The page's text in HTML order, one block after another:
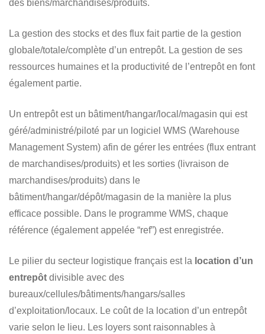
des biens/marchandises/produits.
La gestion des stocks et des flux fait partie de la gestion
globale/totale/complète d’un entrepôt. La gestion de ses
ressources humaines et la productivité de l’entrepôt en font
également partie.
Un entrepôt est un bâtiment/hangar/local/magasin qui est
géré/administré/piloté par un logiciel WMS (Warehouse
Management System) afin de gérer les entrées (flux entrant
de marchandises/produits) et les sorties (livraison de
marchandises/produits) dans le
bâtiment/hangar/dépôt/magasin de la manière la plus
efficace possible. Dans le programme WMS, chaque
référence (également appelée “ref”) est enregistrée.
Le pilier du secteur logistique français est la location d’un
entrepôt divisible avec des
bureaux/cellules/bâtiments/hangars/salles
d’exploitation/locaux. Le coût de la location d’un entrepôt
varie selon le lieu. Les loyers sont raisonnables à